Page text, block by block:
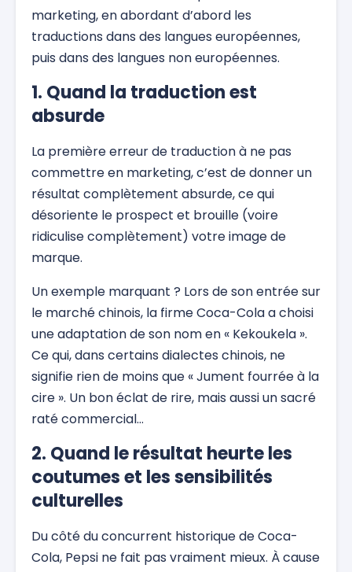
marketing, en abordant d’abord les
traductions dans des langues européennes,
puis dans des langues non européennes.
1. Quand la traduction est
absurde
La première erreur de traduction à ne pas
commettre en marketing, c’est de donner un
résultat complètement absurde, ce qui
désoriente le prospect et brouille (voire
ridiculise complètement) votre image de
marque.
Un exemple marquant ? Lors de son entrée sur
le marché chinois, la firme Coca-Cola a choisi
une adaptation de son nom en « Kekoukela ».
Ce qui, dans certains dialectes chinois, ne
signifie rien de moins que « Jument fourrée à la
cire ». Un bon éclat de rire, mais aussi un sacré
raté commercial…
2. Quand le résultat heurte les
coutumes et les sensibilités
culturelles
Du côté du concurrent historique de Coca-
Cola, Pepsi ne fait pas vraiment mieux. À cause